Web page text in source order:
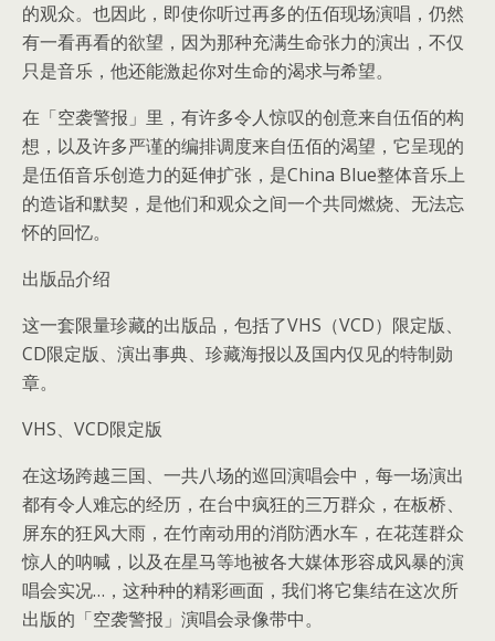
的观众。也因此，即使你听过再多的伍佰现场演唱，仍然
有一看再看的欲望，因为那种充满生命张力的演出，不仅
只是音乐，他还能激起你对生命的渴求与希望。
在「空袭警报」里，有许多令人惊叹的创意来自伍佰的构
想，以及许多严谨的编排调度来自伍佰的渴望，它呈现的
是伍佰音乐创造力的延伸扩张，是China Blue整体音乐上
的造诣和默契，是他们和观众之间一个共同燃烧、无法忘
怀的回忆。
出版品介绍
这一套限量珍藏的出版品，包括了VHS（VCD）限定版、
CD限定版、演出事典、珍藏海报以及国内仅见的特制勋
章。
VHS、VCD限定版
在这场跨越三国、一共八场的巡回演唱会中，每一场演出
都有令人难忘的经历，在台中疯狂的三万群众，在板桥、
屏东的狂风大雨，在竹南动用的消防洒水车，在花莲群众
惊人的呐喊，以及在星马等地被各大媒体形容成风暴的演
唱会实况…，这种种的精彩画面，我们将它集结在这次所
出版的「空袭警报」演唱会录像带中。